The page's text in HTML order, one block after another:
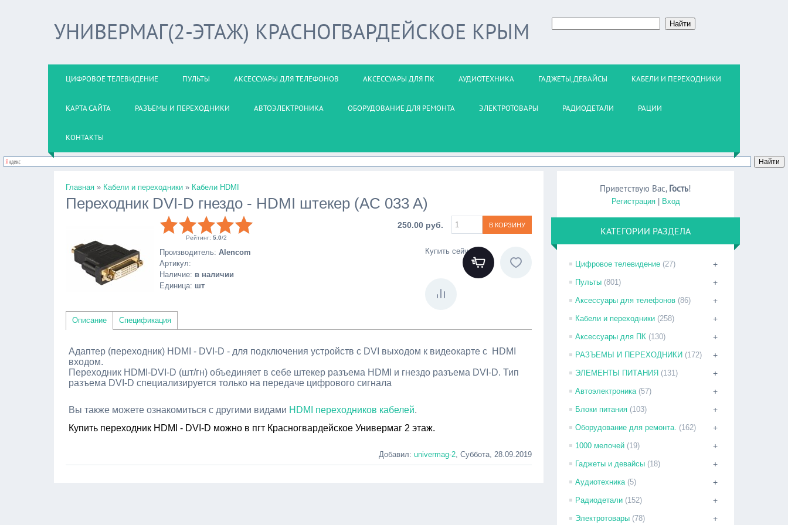
УНИВЕРМАГ(2-ЭТАЖ) КРАСНОГВАРДЕЙСКОЕ КРЫМ
ЦИФРОВОЕ ТЕЛЕВИДЕНИЕ ПУЛЬТЫ АКСЕССУАРЫ ДЛЯ ТЕЛЕФОНОВ АКСЕССУАРЫ ДЛЯ ПК АУДИОТЕХНИКА ГАДЖЕТЫ,ДЕВАЙСЫ КАБЕЛИ И ПЕРЕХОДНИКИ
КАРТА САЙТА РАЗЪЕМЫ И ПЕРЕХОДНИКИ АВТОЭЛЕКТРОНИКА ОБОРУДОВАНИЕ ДЛЯ РЕМОНТА ЭЛЕКТРОТОВАРЫ РАДИОДЕТАЛИ РАЦИИ
КОНТАКТЫ
Главная » Кабели и переходники » Кабели HDMI
Переходник DVI-D гнездо - HDMI штекер (AC 033 A)
Рейтинг: 5.0/2
250.00 руб.
Производитель: Alencom
Артикул:
Наличие: в наличии
Единица: шт
Купить сейчас
Описание Спецификация
Адаптер (переходник) HDMI - DVI-D - для подключения устройств с DVI выходом к видеокарте с HDMI
входом.
Переходник HDMI-DVI-D (шт/гн) объединяет в себе штекер разъема HDMI и гнездо разъема DVI-D. Тип
разъема DVI-D специализируется только на передаче цифрового сигнала
Вы также можете ознакомиться с другими видами HDMI переходников кабелей.
Купить переходник HDMI - DVI-D можно в пгт Красногвардейское Универмаг 2 этаж.
Добавил:univermag-2, Суббота, 28.09.2019
Приветствую Вас, Гость!
Регистрация| Вход
КАТЕГОРИИ РАЗДЕЛА
+
Цифровое телевидение (27)
+
Пульты (801)
+
Аксессуары для телефонов (86)
+
Кабели и переходники (258)
+
Аксессуары для ПК (130)
+
РАЗЪЕМЫ И ПЕРЕХОДНИКИ (172)
+
ЭЛЕМЕНТЫ ПИТАНИЯ (131)
+
Автоэлектроника (57)
+
Блоки питания (103)
+
Оборудование для ремонта. (162)
+
1000 мелочей (19)
+
Гаджеты и девайсы (18)
+
Аудиотехника (5)
+
Радиодетали (152)
+
Электротовары (78)